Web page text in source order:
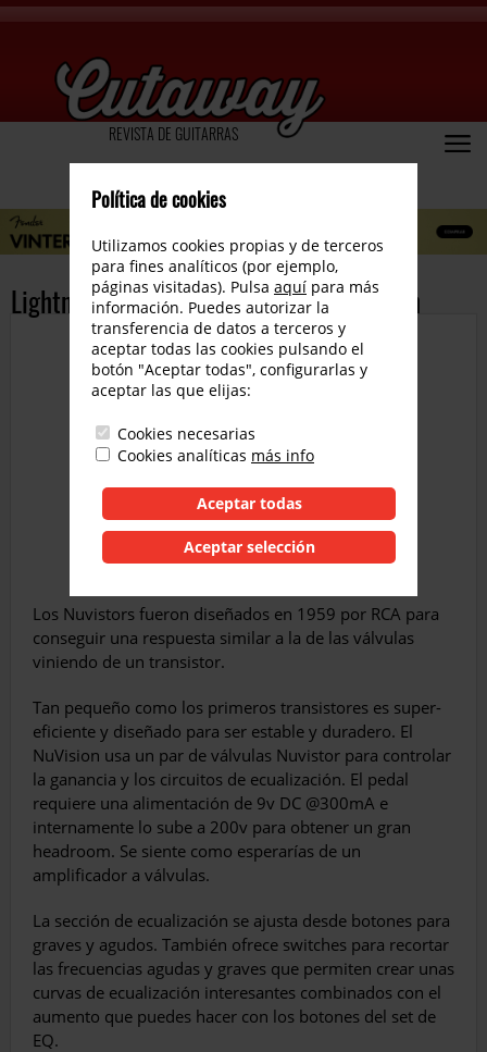
REVISTA DE GUITARRAS
Lightning Boy Audio presenta el NuVision
Los Nuvistors fueron diseñados en 1959 por RCA para
conseguir una respuesta similar a la de las válvulas
viniendo de un transistor.
Tan pequeño como los primeros transistores es super-
eficiente y diseñado para ser estable y duradero. El
NuVision usa un par de válvulas Nuvistor para controlar
la ganancia y los circuitos de ecualización. El pedal
requiere una alimentación de 9v DC @300mA e
internamente lo sube a 200v para obtener un gran
headroom. Se siente como esperarías de un
amplificador a válvulas.
La sección de ecualización se ajusta desde botones para
graves y agudos. También ofrece switches para recortar
las frecuencias agudas y graves que permiten crear unas
curvas de ecualización interesantes combinados con el
aumento que puedes hacer con los botones del set de
EQ.
Política de cookies
Utilizamos cookies propias y de terceros
para fines analíticos (por ejemplo,
páginas visitadas). Pulsa aquí para más
información. Puedes autorizar la
transferencia de datos a terceros y
aceptar todas las cookies pulsando el
botón "Aceptar todas", configurarlas y
aceptar las que elijas:
Cookies necesarias
Cookies analíticas más info
Aceptar todas
Aceptar selección